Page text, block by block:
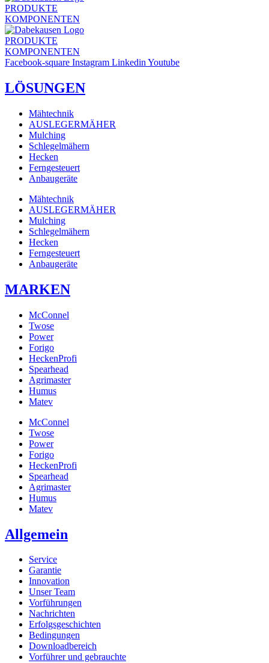
PRODUKTE
KOMPONENTEN
PRODUKTE
KOMPONENTEN
Facebook-square Instagram Linkedin Youtube
LÖSUNGEN
Mähtechnik
AUSLEGERMÄHER
Mulching
Schlegelmähern
Hecken
Ferngesteuert
Anbaugeräte
Mähtechnik
AUSLEGERMÄHER
Mulching
Schlegelmähern
Hecken
Ferngesteuert
Anbaugeräte
MARKEN
McConnel
Twose
Power
Forigo
HeckenProfi
Spearhead
Agrimaster
Humus
Matev
McConnel
Twose
Power
Forigo
HeckenProfi
Spearhead
Agrimaster
Humus
Matev
Allgemein
Service
Garantie
Innovation
Unser Team
Vorführungen
Nachrichten
Erfolgsgeschichten
Bedingungen
Downloadbereich
Vorführer und gebrauchte